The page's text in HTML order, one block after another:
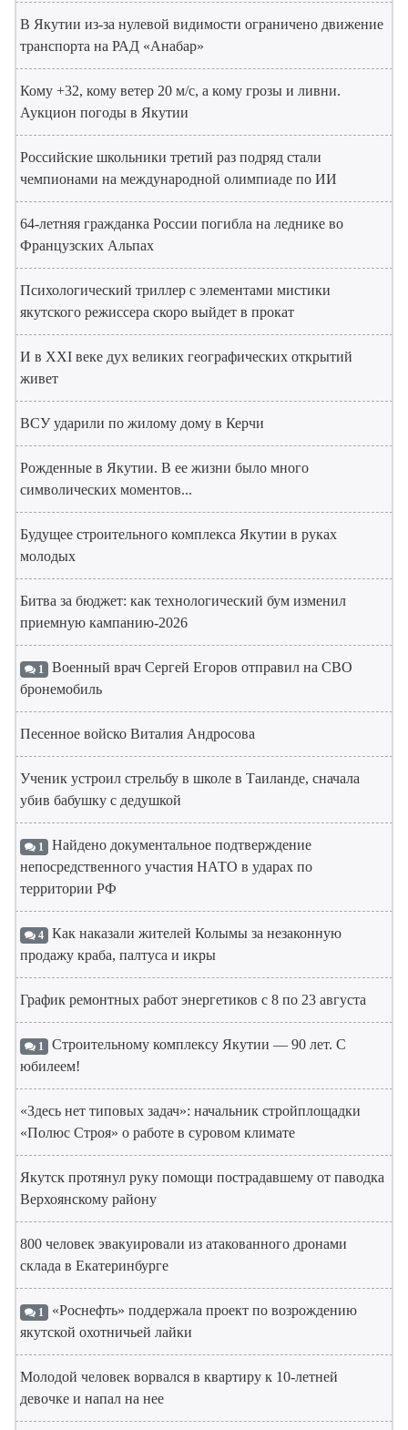
В Якутии из-за нулевой видимости ограничено движение
транспорта на РАД «Анабар»
Кому +32, кому ветер 20 м/с, а кому грозы и ливни.
Аукцион погоды в Якутии
Российские школьники третий раз подряд стали
чемпионами на международной олимпиаде по ИИ
64-летняя гражданка России погибла на леднике во
Французских Альпах
Психологический триллер с элементами мистики
якутского режиссера скоро выйдет в прокат
И в XXI веке дух великих географических открытий
живет
ВСУ ударили по жилому дому в Керчи
Рожденные в Якутии. В ее жизни было много
символических моментов...
Будущее строительного комплекса Якутии в руках
молодых
Битва за бюджет: как технологический бум изменил
приемную кампанию-2026
1 Военный врач Сергей Егоров отправил на СВО
бронемобиль
Песенное войско Виталия Андросова
Ученик устроил стрельбу в школе в Таиланде, сначала
убив бабушку с дедушкой
1 Найдено документальное подтверждение
непосредственного участия НАТО в ударах по
территории РФ
4 Как наказали жителей Колымы за незаконную
продажу краба, палтуса и икры
График ремонтных работ энергетиков с 8 по 23 августа
1 Строительному комплексу Якутии — 90 лет. С
юбилеем!
«Здесь нет типовых задач»: начальник стройплощадки
«Полюс Строя» о работе в суровом климате
Якутск протянул руку помощи пострадавшему от паводка
Верхоянскому району
800 человек эвакуировали из атакованного дронами
склада в Екатеринбурге
1 «Роснефть» поддержала проект по возрождению
якутской охотничьей лайки
Молодой человек ворвался в квартиру к 10-летней
девочке и напал на нее